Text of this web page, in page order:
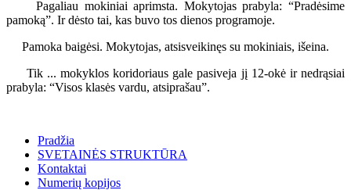
Pagaliau mokiniai aprimsta. Mokytojas prabyla: “Pradėsime
pamoką”. Ir dėsto tai, kas buvo tos dienos programoje.
Pamoka baigėsi. Mokytojas, atsisveikinęs su mokiniais, išeina.
Tik ... mokyklos koridoriaus gale pasiveja jį 12-okė ir nedrąsiai
prabyla: “Visos klasės vardu, atsiprašau”.
Pradžia
SVETAINĖS STRUKTŪRA
Kontaktai
Numerių kopijos